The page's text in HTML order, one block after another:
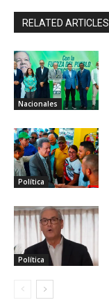
RELATED ARTICLES
Nacionales
Política
Política